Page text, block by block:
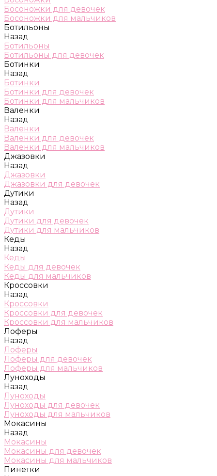
Босоножки для девочек
Босоножки для мальчиков
Ботильоны
Назад
Ботильоны
Ботильоны для девочек
Ботинки
Назад
Ботинки
Ботинки для девочек
Ботинки для мальчиков
Валенки
Назад
Валенки
Валенки для девочек
Валенки для мальчиков
Джазовки
Назад
Джазовки
Джазовки для девочек
Дутики
Назад
Дутики
Дутики для девочек
Дутики для мальчиков
Кеды
Назад
Кеды
Кеды для девочек
Кеды для мальчиков
Кроссовки
Назад
Кроссовки
Кроссовки для девочек
Кроссовки для мальчиков
Лоферы
Назад
Лоферы
Лоферы для девочек
Лоферы для мальчиков
Луноходы
Назад
Луноходы
Луноходы для девочек
Луноходы для мальчиков
Мокасины
Назад
Мокасины
Мокасины для девочек
Мокасины для мальчиков
Пинетки